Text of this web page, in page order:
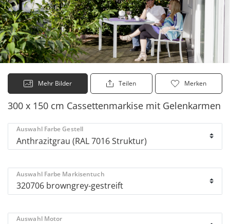
Mehr Bilder Teilen Merken
300 x 150 cm Cassettenmarkise mit Gelenkarmen
Auswahl Farbe Gestell
Auswahl Farbe Markisentuch
Auswahl Motor